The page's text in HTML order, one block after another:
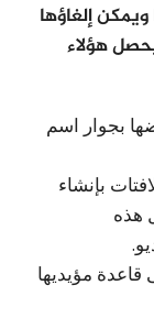
شهريًا ويمكن إلغاؤها
هؤلاء
بجوار اسم
بإنشاء
هذه
قاعدة مؤيديها